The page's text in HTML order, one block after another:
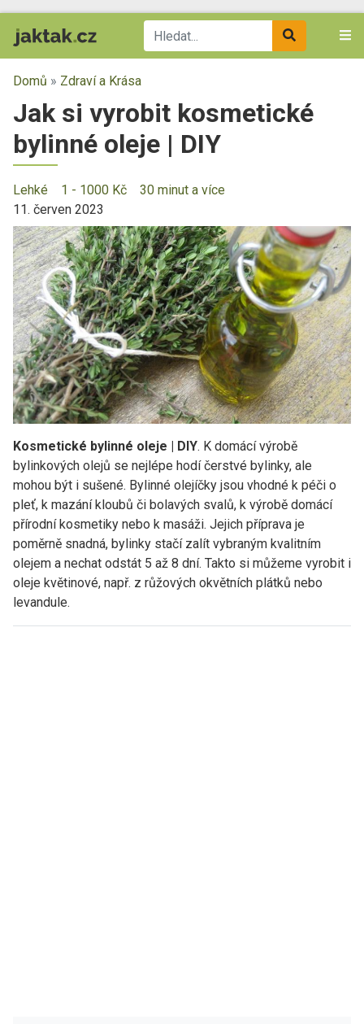
Domů » Zdraví a Krása
Jak si vyrobit kosmetické
bylinné oleje | DIY
Lehké 1 - 1000 Kč
30 minut a více
11. červen 2023
Kosmetické bylinné oleje | DIY. K domácí výrobě
bylinkových olejů se nejlépe hodí čerstvé bylinky, ale
mohou být i sušené. Bylinné olejíčky jsou vhodné k péči o
pleť, k mazání kloubů či bolavých svalů, k výrobě domácí
přírodní kosmetiky nebo k masáži. Jejich příprava je
poměrně snadná, bylinky stačí zalít vybraným kvalitním
olejem a nechat odstát 5 až 8 dní. Takto si můžeme vyrobit i
oleje květinové, např. z růžových okvětních plátků nebo
levandule.